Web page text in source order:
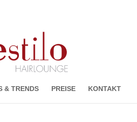
& TRENDS PREISE KONTAKT